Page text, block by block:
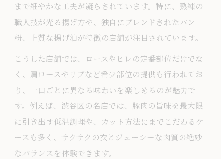
まで細やかな工夫が凝らされています。特に、熟練の
職人技が光る揚げ方や、独自にブレンドされたパン
粉、上質な揚げ油が特徴の店舗が注目されています。
こうした店舗では、ロースやヒレの定番部位だけでな
く、肩ロースやリブなど希少部位の提供も行われてお
り、一口ごとに異なる味わいを楽しめるのが魅力で
す。例えば、渋谷区の名店では、豚肉の旨味を最大限
に引き出す低温調理や、カット方法にまでこだわるケ
ースも多く、サクサクの衣とジューシーな肉質の絶妙
なバランスを体験できます。